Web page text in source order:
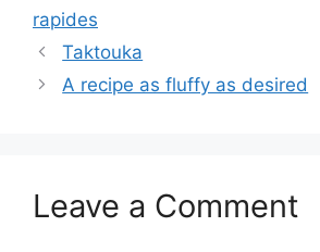
rapides
Taktouka
A recipe as fluffy as desired
Leave a Comment